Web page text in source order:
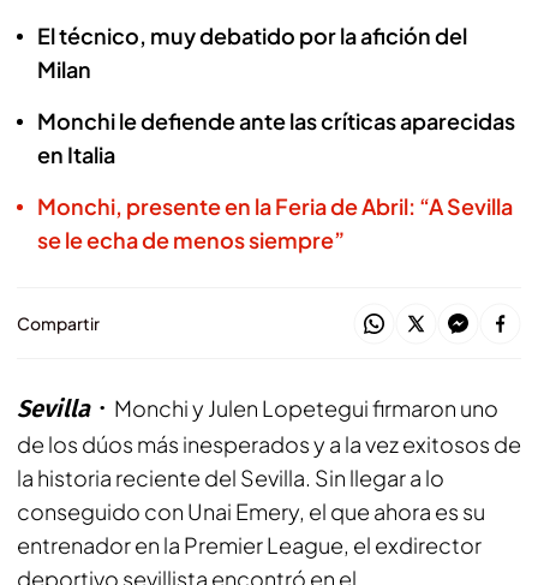
El técnico, muy debatido por la afición del
Milan
Monchi le defiende ante las críticas aparecidas
en Italia
Monchi, presente en la Feria de Abril: “A Sevilla
se le echa de menos siempre”
Compartir
Sevilla
Monchi y Julen Lopetegui firmaron uno
de los dúos más inesperados y a la vez exitosos de
la historia reciente del Sevilla. Sin llegar a lo
conseguido con Unai Emery, el que ahora es su
entrenador en la Premier League, el exdirector
deportivo sevillista encontró en el